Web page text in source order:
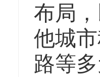
布局
他城
路等